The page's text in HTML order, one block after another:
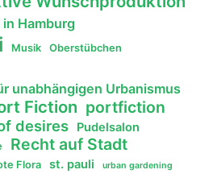
Hamburg
Musik Oberstübchen
unabhängigen Urbanismus
Fiction portfiction
desires Pudelsalon
Recht auf Stadt
Flora st. pauli urban gardening